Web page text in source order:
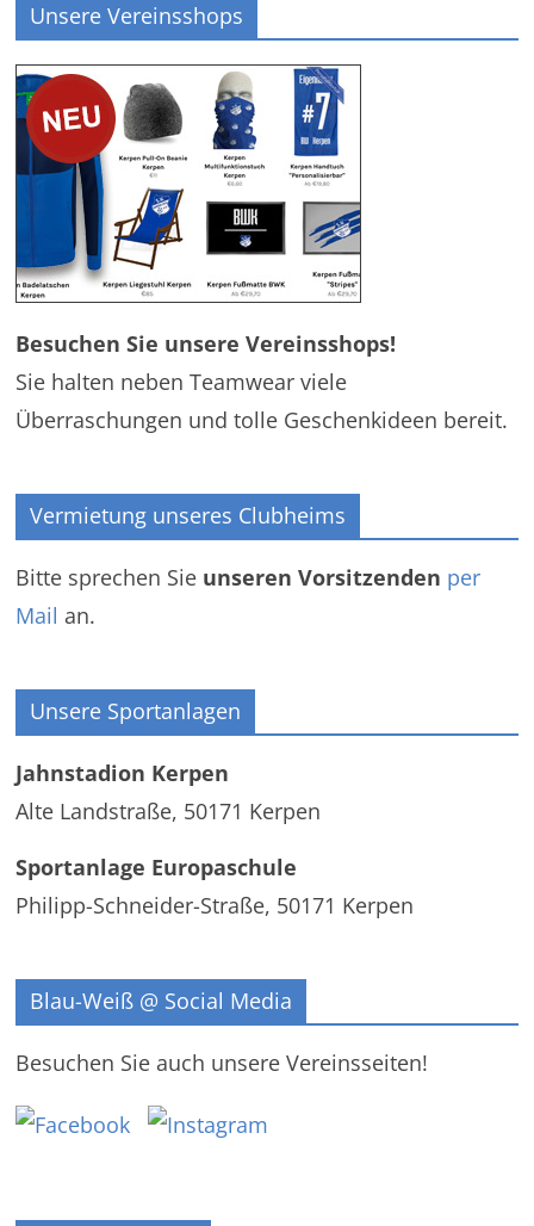
Unsere Vereinsshops
Besuchen Sie unsere Vereinsshops!
Sie halten neben Teamwear viele
Überraschungen und tolle Geschenkideen bereit.
Vermietung unseres Clubheims
Bitte sprechen Sie unseren Vorsitzenden per
Mail an.
Unsere Sportanlagen
Jahnstadion Kerpen
Alte Landstraße, 50171 Kerpen
Sportanlage Europaschule
Philipp-Schneider-Straße, 50171 Kerpen
Blau-Weiß @ Social Media
Besuchen Sie auch unsere Vereinsseiten!